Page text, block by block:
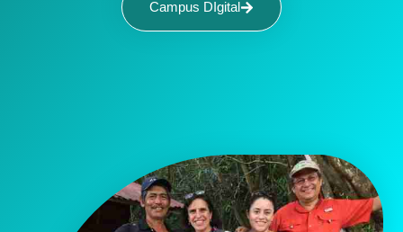
Campus DIgital